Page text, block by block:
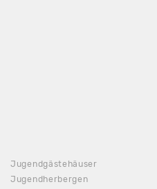
Jugendgästehäuser
Jugendherbergen